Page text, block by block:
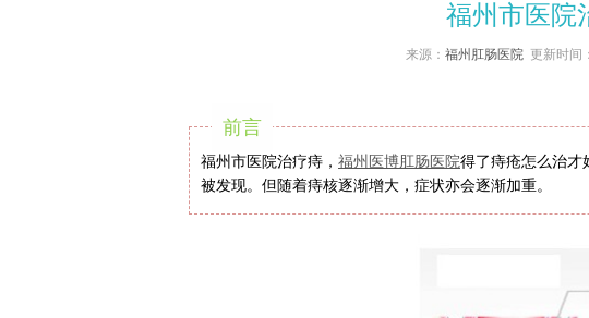
福州市医院
来源： 福州肛肠医院 更新时间
前言
福州市医院治疗痔， 福州医博肛肠医院得了痔疮怎么治才
被发现。但随着痔核逐渐增大，症状亦会逐渐加重。